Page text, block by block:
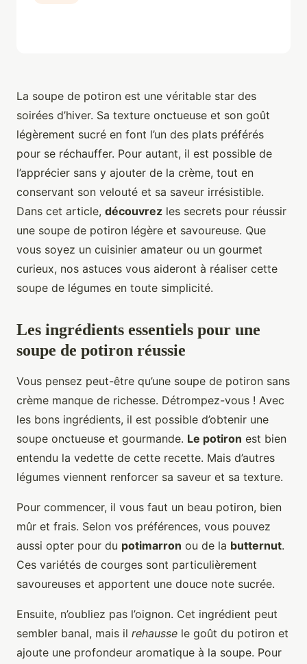
La soupe de potiron est une véritable star des
soirées d’hiver. Sa texture onctueuse et son goût
légèrement sucré en font l’un des plats préférés
pour se réchauffer. Pour autant, il est possible de
l’apprécier sans y ajouter de la crème, tout en
conservant son velouté et sa saveur irrésistible.
Dans cet article, découvrez les secrets pour réussir
une soupe de potiron légère et savoureuse. Que
vous soyez un cuisinier amateur ou un gourmet
curieux, nos astuces vous aideront à réaliser cette
soupe de légumes en toute simplicité.
Les ingrédients essentiels pour une
soupe de potiron réussie
Vous pensez peut-être qu’une soupe de potiron sans
crème manque de richesse. Détrompez-vous ! Avec
les bons ingrédients, il est possible d’obtenir une
soupe onctueuse et gourmande. Le potiron est bien
entendu la vedette de cette recette. Mais d’autres
légumes viennent renforcer sa saveur et sa texture.
Pour commencer, il vous faut un beau potiron, bien
mûr et frais. Selon vos préférences, vous pouvez
aussi opter pour du potimarron ou de la butternut.
Ces variétés de courges sont particulièrement
savoureuses et apportent une douce note sucrée.
Ensuite, n’oubliez pas l’oignon. Cet ingrédient peut
sembler banal, mais il rehausse le goût du potiron et
ajoute une profondeur aromatique à la soupe. Pour